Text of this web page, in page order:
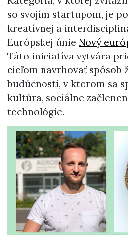
so svojím startupom, je
kreatívnej a
Európskej únie Nový
Táto iniciatíva vytvára
cieľom navrhovať spôsob
budúcnosti, v ktorom sa
kultúra, sociálne
technológie.